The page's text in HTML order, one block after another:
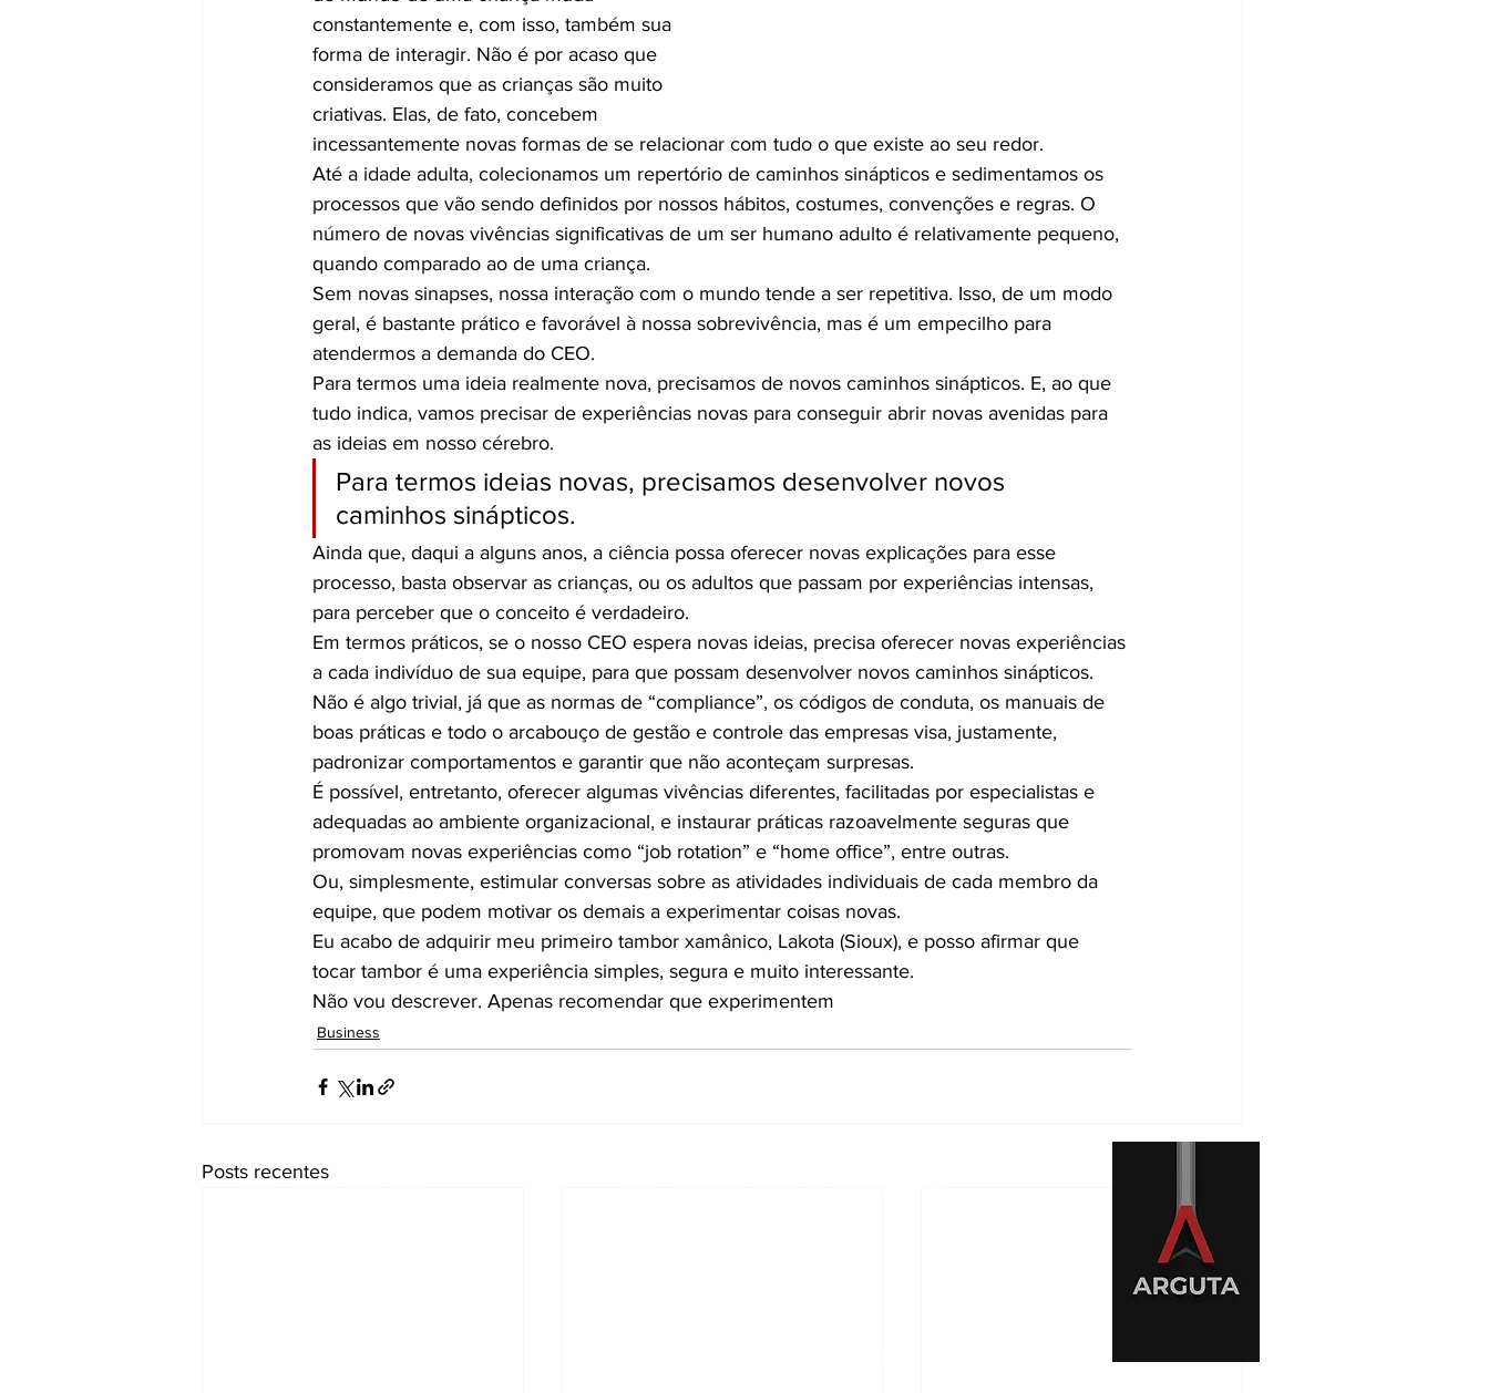
constantemente e, com isso, também sua
forma de interagir. Não é por acaso que
consideramos que as crianças são muito
criativas. Elas, de fato, concebem
incessantemente novas formas de se relacionar com tudo o que existe ao seu redor.
Até a idade adulta, colecionamos um repertório de caminhos sinápticos e sedimentamos os
processos que vão sendo definidos por nossos hábitos, costumes, convenções e regras. O
número de novas vivências significativas de um ser humano adulto é relativamente pequeno,
quando comparado ao de uma criança.
Sem novas sinapses, nossa interação com o mundo tende a ser repetitiva. Isso, de um modo
geral, é bastante prático e favorável à nossa sobrevivência, mas é um empecilho para
atendermos a demanda do CEO.
Para termos uma ideia realmente nova, precisamos de novos caminhos sinápticos. E, ao que
tudo indica, vamos precisar de experiências novas para conseguir abrir novas avenidas para
as ideias em nosso cérebro.
Para termos ideias novas, precisamos desenvolver novos
caminhos sinápticos.
Ainda que, daqui a alguns anos, a ciência possa oferecer novas explicações para esse
processo, basta observar as crianças, ou os adultos que passam por experiências intensas,
para perceber que o conceito é verdadeiro.
Em termos práticos, se o nosso CEO espera novas ideias, precisa oferecer novas experiências
a cada indivíduo de sua equipe, para que possam desenvolver novos caminhos sinápticos.
Não é algo trivial, já que as normas de “compliance”, os códigos de conduta, os manuais de
boas práticas e todo o arcabouço de gestão e controle das empresas visa, justamente,
padronizar comportamentos e garantir que não aconteçam surpresas.
É possível, entretanto, oferecer algumas vivências diferentes, facilitadas por especialistas e
adequadas ao ambiente organizacional, e instaurar práticas razoavelmente seguras que
promovam novas experiências como “job rotation” e “home office”, entre outras.
Ou, simplesmente, estimular conversas sobre as atividades individuais de cada membro da
equipe, que podem motivar os demais a experimentar coisas novas.
Eu acabo de adquirir meu primeiro tambor xamânico, Lakota (Sioux), e posso afirmar que
tocar tambor é uma experiência simples, segura e muito interessante.
Não vou descrever. Apenas recomendar que experimentem
Business
Posts recentes
Todos Direitos Reservados